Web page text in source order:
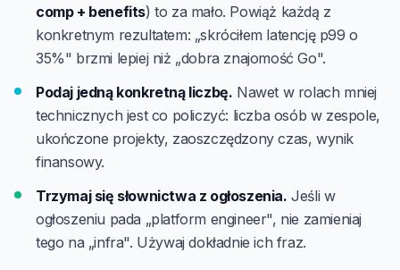
comp + benefits) to za mało. Powiąż każdą z
konkretnym rezultatem: „skróciłem latencję p99 o
35%" brzmi lepiej niż „dobra znajomość Go".
Podaj jedną konkretną liczbę. Nawet w rolach mniej
technicznych jest co policzyć: liczba osób w zespole,
ukończone projekty, zaoszczędzony czas, wynik
finansowy.
Trzymaj się słownictwa z ogłoszenia. Jeśli w
ogłoszeniu pada „platform engineer", nie zamieniaj
tego na „infra". Używaj dokładnie ich fraz.